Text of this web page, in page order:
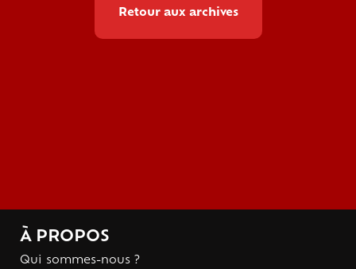
Retour aux archives
À PROPOS
Qui sommes-nous ?